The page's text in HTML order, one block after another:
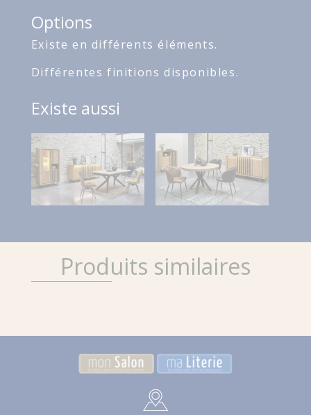
Options
Existe en différents éléments.
Différentes finitions disponibles.
Existe aussi
Produits similaires